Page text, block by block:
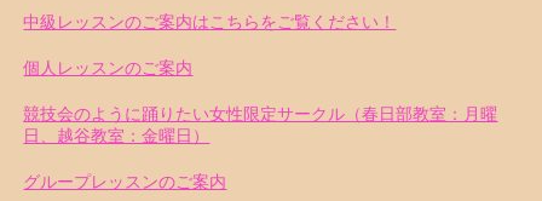
中級レッスンのご案内はこちらをご覧ください！
個人レッスンのご案内
競技会のように踊りたい女性限定サークル（春日部教室：月曜
日、越谷教室：金曜日）
グループレッスンのご案内